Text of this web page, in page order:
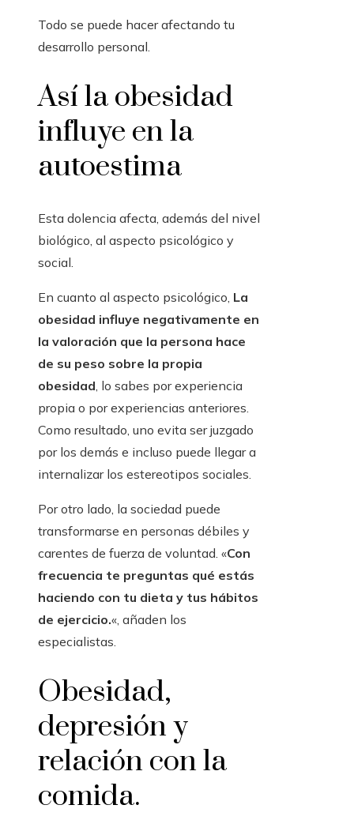
Todo se puede hacer afectando tu
desarrollo personal.
Así la obesidad
influye en la
autoestima
Esta dolencia afecta, además del nivel
biológico, al aspecto psicológico y
social.
En cuanto al aspecto psicológico, La
obesidad influye negativamente en
la valoración que la persona hace
de su peso sobre la propia
obesidad , lo sabes por experiencia
propia o por experiencias anteriores.
Como resultado, uno evita ser juzgado
por los demás e incluso puede llegar a
internalizar los estereotipos sociales.
Por otro lado, la sociedad puede
transformarse en personas débiles y
carentes de fuerza de voluntad. «Con
frecuencia te preguntas qué estás
haciendo con tu dieta y tus hábitos
de ejercicio.«, añaden los
especialistas.
Obesidad,
depresión y
relación con la
comida.